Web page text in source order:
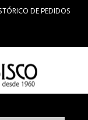
DE PEDIDOS